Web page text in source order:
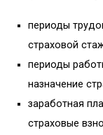
периоды
страховой
периоды
назначение
заработная
страховые